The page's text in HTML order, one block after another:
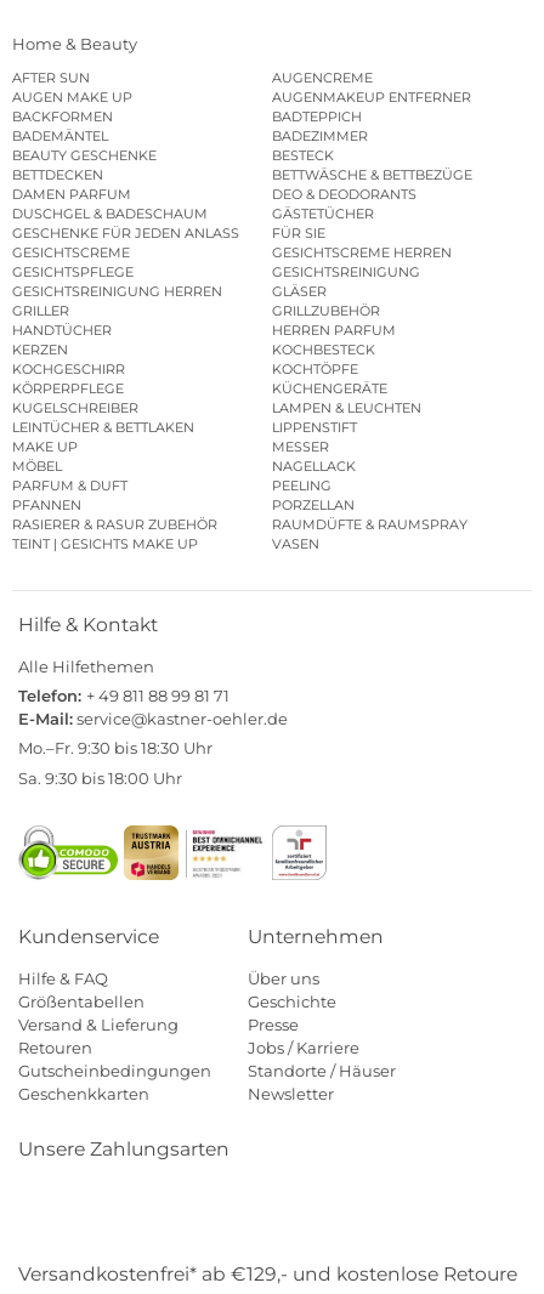
Home & Beauty
AFTER SUN
AUGENCREME
AUGEN MAKE UP
AUGENMAKEUP ENTFERNER
BACKFORMEN
BADTEPPICH
BADEMÄNTEL
BADEZIMMER
BEAUTY GESCHENKE
BESTECK
BETTDECKEN
BETTWÄSCHE & BETTBEZÜGE
DAMEN PARFUM
DEO & DEODORANTS
DUSCHGEL & BADESCHAUM
GÄSTETÜCHER
GESCHENKE FÜR JEDEN ANLASS
FÜR SIE
GESICHTSCREME
GESICHTSCREME HERREN
GESICHTSPFLEGE
GESICHTSREINIGUNG
GESICHTSREINIGUNG HERREN
GLÄSER
GRILLER
GRILLZUBEHÖR
HANDTÜCHER
HERREN PARFUM
KERZEN
KOCHBESTECK
KOCHGESCHIRR
KOCHTÖPFE
KÖRPERPFLEGE
KÜCHENGERÄTE
KUGELSCHREIBER
LAMPEN & LEUCHTEN
LEINTÜCHER & BETTLAKEN
LIPPENSTIFT
MAKE UP
MESSER
MÖBEL
NAGELLACK
PARFUM & DUFT
PEELING
PFANNEN
PORZELLAN
RASIERER & RASUR ZUBEHÖR
RAUMDÜFTE & RAUMSPRAY
TEINT | GESICHTS MAKE UP
VASEN
Hilfe & Kontakt
Alle Hilfethemen
Telefon: + 49 811 88 99 81 71
E-Mail:service@kastner-oehler.de
Mo.–Fr. 9:30 bis 18:30 Uhr
Sa. 9:30 bis 18:00 Uhr
Kundenservice
Hilfe & FAQ
Größentabellen
Versand & Lieferung
Retouren
Gutscheinbedingungen
Geschenkkarten
Unternehmen
Über uns
Geschichte
Presse
Jobs / Karriere
Standorte / Häuser
Newsletter
Unsere Zahlungsarten
Versandkostenfrei* ab €129,- und kostenlose Retoure